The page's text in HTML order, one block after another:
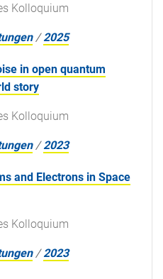
Kolloquium
/2025
in open quantum
story
Kolloquium
/2023
and Electrons in Space
Kolloquium
/2023